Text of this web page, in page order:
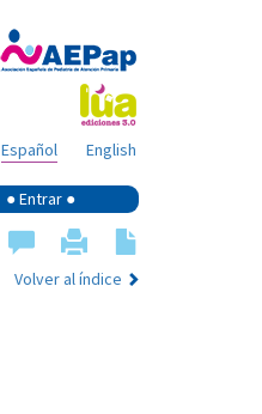
English
Español
● Entrar ●
Volver al índice